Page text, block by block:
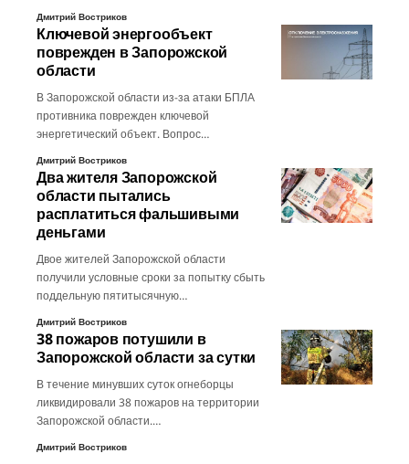
Дмитрий Востриков
Ключевой энергообъект
поврежден в Запорожской
области
В Запорожской области из-за атаки БПЛА
противника поврежден ключевой
энергетический объект. Вопрос…
Дмитрий Востриков
Два жителя Запорожской
области пытались
расплатиться фальшивыми
деньгами
Двое жителей Запорожской области
получили условные сроки за попытку сбыть
поддельную пятитысячную…
Дмитрий Востриков
38 пожаров потушили в
Запорожской области за сутки
В течение минувших суток огнеборцы
ликвидировали 38 пожаров на территории
Запорожской области.…
Дмитрий Востриков